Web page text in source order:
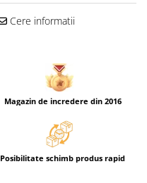
Cere informatii
Magazin de incredere din 2016
Posibilitate schimb produs rapid